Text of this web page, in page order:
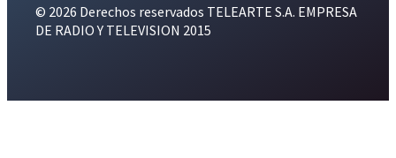
© 2026 Derechos reservados TELEARTE S.A. EMPRESA
DE RADIO Y TELEVISION 2015